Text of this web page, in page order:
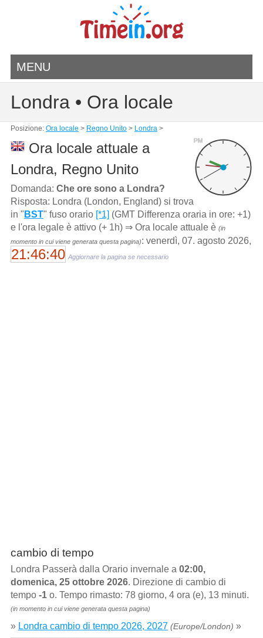
MENU
Londra • Ora locale
Posizione: Ora locale > Regno Unito> Londra>
PM
Ora locale attuale a
Londra, Regno Unito
Domanda: Che ore sono a Londra?
Risposta: Londra (London, England) si trova
in " BST" fuso orario [*1] (GMT Differenza oraria in ore: +1)
e l'ora legale è attivo (+ 1h) ⇒ Ora locale attuale è (in
momento in cui viene generata questa pagina): venerdì, 07. agosto 2026,
21:46:40 Aggiornare la pagina se necessario
cambio di tempo
Londra Passerà dalla Orario invernale a 02:00,
domenica, 25 ottobre 2026. Direzione di cambio di
tempo -1o. Tempo rimasto: 78 giorno, 4 ora (e), 13 minuti.
(in momento in cui viene generata questa pagina)
» Londra cambio di tempo 2026, 2027 (Europe/London) »